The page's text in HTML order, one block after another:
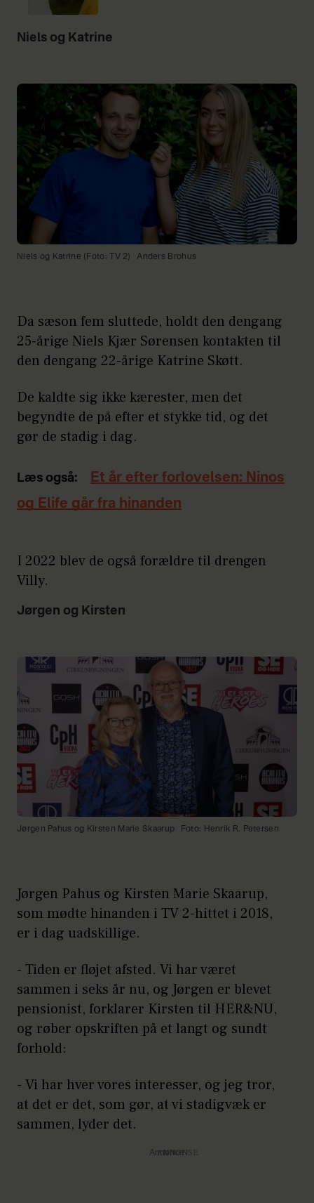
Niels og Katrine
Niels og Katrine (Foto: TV 2) Anders Brohus
Da sæson fem sluttede, holdt den dengang
25-årige Niels Kjær Sørensen kontakten til
den dengang 22-årige Katrine Skøtt.
De kaldte sig ikke kærester, men det
begyndte de på efter et stykke tid, og det
gør de stadig i dag.
Læs også:
Et år efter forlovelsen: Ninos
og Elife går fra hinanden
I 2022 blev de også forældre til drengen
Villy.
Jørgen og Kirsten
Jørgen Pahus og Kirsten Marie Skaarup Foto: Henrik R. Petersen
Jørgen Pahus og Kirsten Marie Skaarup,
som mødte hinanden i TV 2-hittet i 2018,
er i dag uadskillige.
- Tiden er fløjet afsted. Vi har været
sammen i seks år nu, og Jørgen er blevet
pensionist, forklarer Kirsten til HER&NU,
og røber opskriften på et langt og sundt
forhold:
- Vi har hver vores interesser, og jeg tror,
at det er det, som gør, at vi stadigvæk er
sammen, lyder det.
Annonce